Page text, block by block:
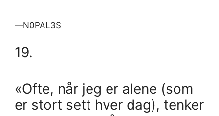
—N0PAL3S
19.
«Ofte, når jeg er alene (som
er stort sett hver dag), tenker